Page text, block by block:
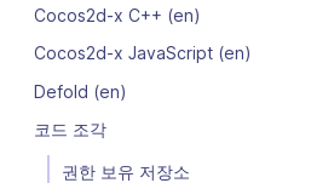
more.
Cocos2d-x C++ (en)
Cocos2d-x JavaScript (en)
Defold (en)
코드 조각
권한 보유 저장소